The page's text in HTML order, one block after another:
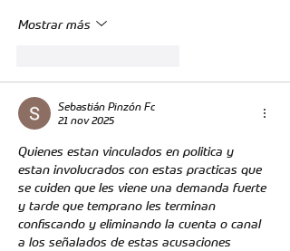
Mostrar más
Sebastián Pinzón Fc
21 nov 2025
Quienes estan vinculados en politica y
estan involucrados con estas practicas que
se cuiden que les viene una demanda fuerte
y tarde que temprano les terminan
confiscando y eliminando la cuenta o canal
a los señalados de estas acusaciones